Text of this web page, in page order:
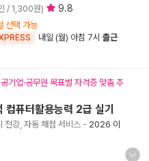
/ 1,300원) 9.8
선택 가능
내일 (월) 아침 7시 출근
기업·공무원 목표별 자격증 맞춤 추
퓨터활용능력 2급 실기
전강, 자동 채점 서비스 - 2026 이